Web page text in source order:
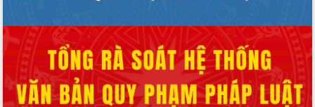
Ngày hội bầu cử đại biểu Quốc hội
khóa XVI và HĐND các cấp nhiệm kỳ
2026-2031
Đảm bảo cuộc bầu cử đại biểu Quốc
hội và đại biểu HĐND các cấp diễn ra
an toàn, hiệu quả, đúng quy định